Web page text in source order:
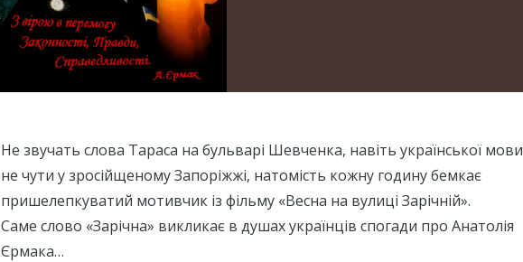
Не звучать слова Тараса на бульварі Шевченка, навіть української мови
не чути у зросійщеному Запоріжжі, натомість кожну годину бемкає
пришелепкуватий мотивчик із фільму «Весна на вулиці Зарічній».
Саме слово «Зарічна» викликає в душах українців спогади про Анатолія
Єрмака…